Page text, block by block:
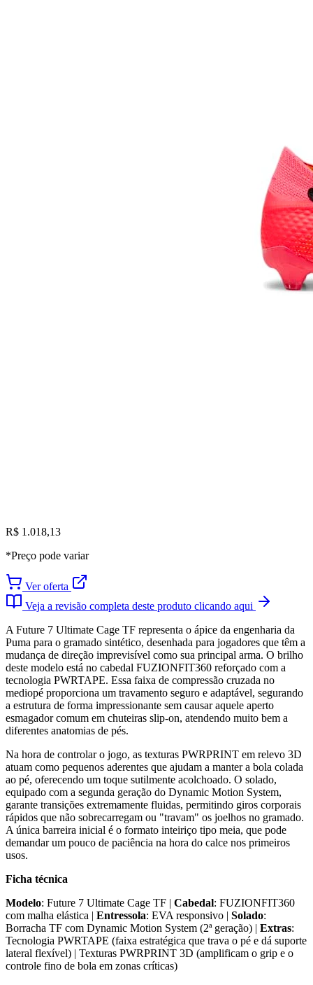
R$ 1.018,13
*Preço pode variar
Ver oferta
Veja a revisão completa deste produto clicando aqui
A Future 7 Ultimate Cage TF representa o ápice da engenharia da
Puma para o gramado sintético, desenhada para jogadores que têm a
mudança de direção imprevisível como sua principal arma. O brilho
deste modelo está no cabedal FUZIONFIT360 reforçado com a
tecnologia PWRTAPE. Essa faixa de compressão cruzada no
mediopé proporciona um travamento seguro e adaptável, segurando
a estrutura de forma impressionante sem causar aquele aperto
esmagador comum em chuteiras slip-on, atendendo muito bem a
diferentes anatomias de pés.
Na hora de controlar o jogo, as texturas PWRPRINT em relevo 3D
atuam como pequenos aderentes que ajudam a manter a bola colada
ao pé, oferecendo um toque sutilmente acolchoado. O solado,
equipado com a segunda geração do Dynamic Motion System,
garante transições extremamente fluidas, permitindo giros corporais
rápidos que não sobrecarregam ou "travam" os joelhos no gramado.
A única barreira inicial é o formato inteiriço tipo meia, que pode
demandar um pouco de paciência na hora do calce nos primeiros
usos.
Ficha técnica
Modelo: Future 7 Ultimate Cage TF | Cabedal: FUZIONFIT360
com malha elástica | Entressola: EVA responsivo | Solado:
Borracha TF com Dynamic Motion System (2ª geração) | Extras:
Tecnologia PWRTAPE (faixa estratégica que trava o pé e dá suporte
lateral flexível) | Texturas PWRPRINT 3D (amplificam o grip e o
controle fino de bola em zonas críticas)